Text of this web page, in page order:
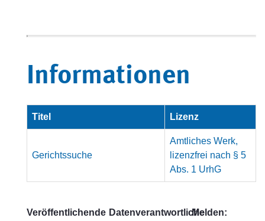
Informationen
Titel Lizenz
Gerichtssuche
Amtliches Werk,
lizenzfrei nach § 5
Abs. 1 UrhG
Veröffentlichende DatenverantwortlicheMelden: